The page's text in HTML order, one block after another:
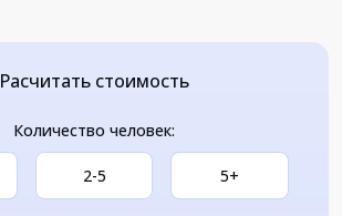
Расчитать стоимость
Количество человек:
2-5 5+